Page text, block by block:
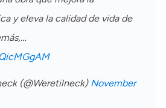
y eleva la calidad de vida de
(@Weretilneck) November